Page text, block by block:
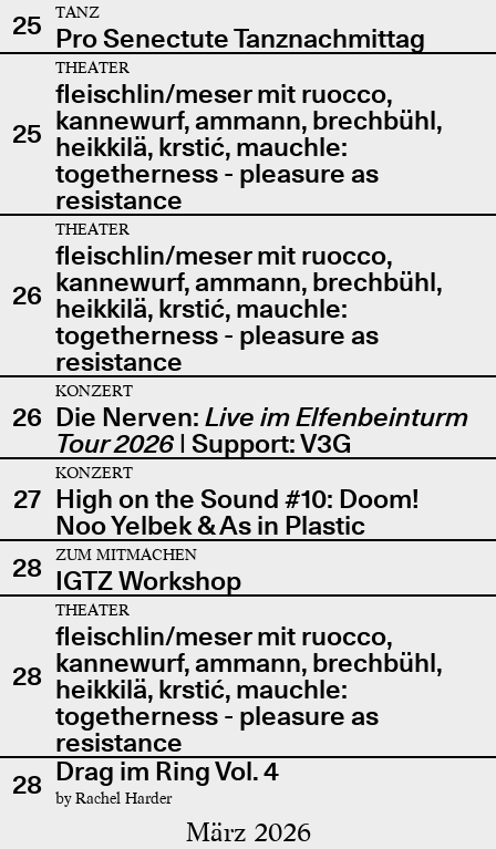
25
TANZ
Pro Senectute Tanznachmittag
25
THEATER
fleischlin/meser mit ruocco,
kannewurf, ammann, brechbühl,
heikkilä, krstić, mauchle:
togetherness - pleasure as
resistance
26
THEATER
fleischlin/meser mit ruocco,
kannewurf, ammann, brechbühl,
heikkilä, krstić, mauchle:
togetherness - pleasure as
resistance
26
KONZERT
Die Nerven: Live im Elfenbeinturm
Tour 2026| Support: V3G
27
KONZERT
High on the Sound #10: Doom!
Noo Yelbek & As in Plastic
28
ZUM MITMACHEN
IGTZ Workshop
28
THEATER
fleischlin/meser mit ruocco,
kannewurf, ammann, brechbühl,
heikkilä, krstić, mauchle:
togetherness - pleasure as
resistance
28 Drag im Ring Vol. 4
by Rachel Harder
März 2026